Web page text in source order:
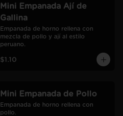
Mini Empanada Ají de
Gallina
Empanada de horno rellena con
mezcla de pollo y ají al estilo
peruano.
$1.10
Mini Empanada de Pollo
Empanada de horno rellena con
pollo.